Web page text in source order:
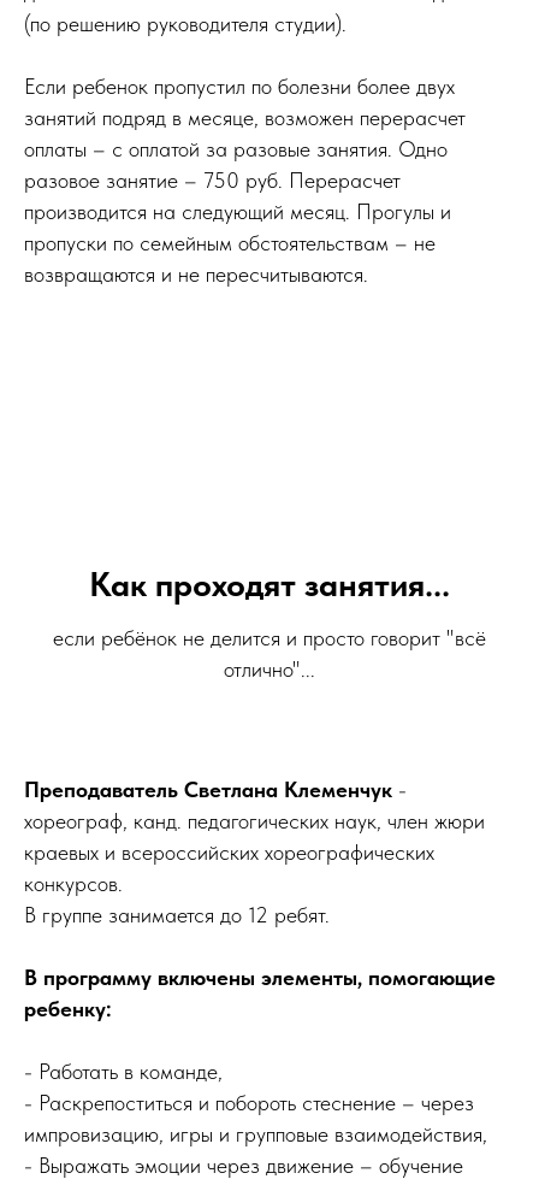
(по решению руководителя студии).
Если ребенок пропустил по болезни более двух
занятий подряд в месяце, возможен перерасчет
оплаты – с оплатой за разовые занятия. Одно
разовое занятие – 750 руб. Перерасчет
производится на следующий месяц. Прогулы и
пропуски по семейным обстоятельствам – не
возвращаются и не пересчитываются.
Как проходят занятия...
если ребёнок не делится и просто говорит "всё
отлично"...
Преподаватель Светлана Клеменчук -
хореограф, канд. педагогических наук, член жюри
краевых и всероссийских хореографических
конкурсов.
В группе занимается до 12 ребят.
В программу включены элементы, помогающие
ребенку:
- Работать в команде,
- Раскрепоститься и побороть стеснение – через
импровизацию, игры и групповые взаимодействия,
- Выражать эмоции через движение – обучение